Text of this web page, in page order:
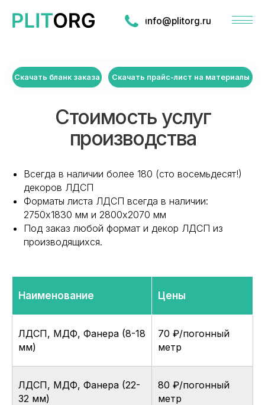
info@plitorg.ru
Стоимость услуг
Всегда в наличии более 180 (сто восемьдесят!)
декоров ЛДСП
Форматы листа ЛДСП всегда в наличии:
2750х1830 мм и 2800х2070 мм
Под заказ любой формат и декор ЛДСП из
производящихся.
Наименование Цены
ЛДСП, МДФ, Фанера (8-18
мм)
70 ₽/погонный
метр
ЛДСП, МДФ, Фанера (22-
32 мм)
80 ₽/погонный
метр